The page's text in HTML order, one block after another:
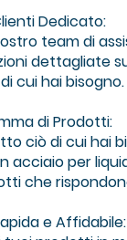
Dedicato:
team di
dettagliate
cui hai bisogno.
di Prodotti:
ciò di cui hai
per
che
e Affidabile: